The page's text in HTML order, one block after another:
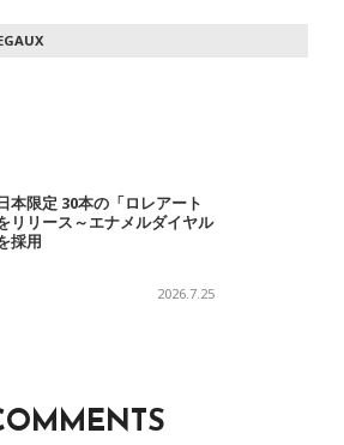
本限定 30本の「ロレアート
リリース～エナメルダイヤル
採用
2026.7.25